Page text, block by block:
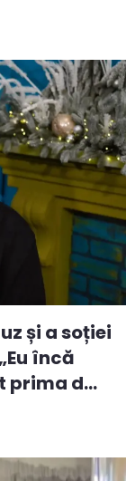
și a soției
încă
prima d...